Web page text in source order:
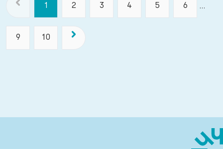
1 2 3 4 5 6 ...
9 10